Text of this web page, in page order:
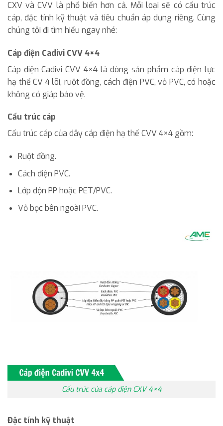
CXV và CVV là phổ biến hơn cả. Mỗi loại sẽ có cấu trúc
cáp, đặc tính kỹ thuật và tiêu chuẩn áp dụng riêng. Cùng
chúng tôi đi tìm hiểu ngay nhé:
Cáp điện Cadivi CVV 4×4
Cáp điện Cadivi CVV 4×4 là dòng sản phẩm cáp điện lực
hạ thế CV 4 lõi, ruột đồng, cách điện PVC, vỏ PVC, có hoặc
không có giáp bảo vệ.
Cấu trúc cáp
Cấu trúc cáp của dây cáp điện hạ thế CVV 4×4 gồm:
Ruột đồng.
Cách điện PVC.
Lớp độn PP hoặc PET/PVC.
Vỏ bọc bên ngoài PVC.
Cấu trúc của cáp điện CXV 4×4
Đặc tính kỹ thuật